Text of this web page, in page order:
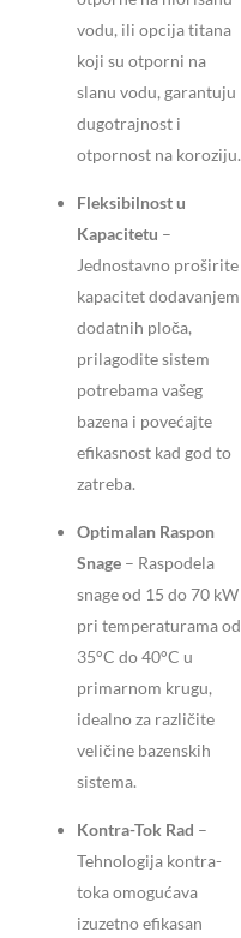
vodu, ili opcija titana
koji su otporni na
slanu vodu, garantuju
dugotrajnost i
otpornost na koroziju.
Fleksibilnost u
Kapacitetu –
Jednostavno proširite
kapacitet dodavanjem
dodatnih ploča,
prilagodite sistem
potrebama vašeg
bazena i povećajte
efikasnost kad god to
zatreba.
Optimalan Raspon
Snage – Raspodela
snage od 15 do 70 kW
pri temperaturama od
35°C do 40°C u
primarnom krugu,
idealno za različite
veličine bazenskih
sistema.
Kontra-Tok Rad –
Tehnologija kontra-
toka omogućava
izuzetno efikasan